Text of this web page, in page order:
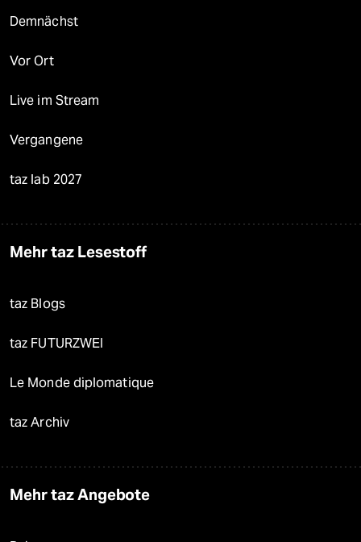
Demnächst
Vor Ort
Live im Stream
Vergangene
taz lab 2027
Mehr taz Lesestoff
taz Blogs
taz FUTURZWEI
Le Monde diplomatique
taz Archiv
Mehr taz Angebote